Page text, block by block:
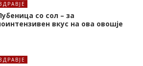
со сол – за
вкус на ова овошје